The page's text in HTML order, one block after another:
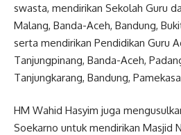
swasta, mendirikan Sekolah Guru
Malang, Banda-Aceh, Bandung,
serta mendirikan Pendidikan Guru
Tanjungpinang, Banda-Aceh,
Tanjungkarang, Bandung,
HM Wahid Hasyim juga
Soekarno untuk mendirikan Masjid